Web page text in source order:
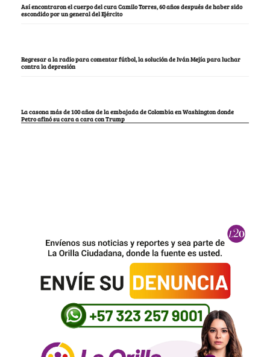
Así encontraron el cuerpo del cura Camilo Torres, 60 años después de haber sido
escondido por un general del Ejército
Regresar a la radio para comentar fútbol, la solución de Iván Mejía para luchar
contra la depresión
La casona más de 100 años de la embajada de Colombia en Washington donde
Petro afinó su cara a cara con Trump